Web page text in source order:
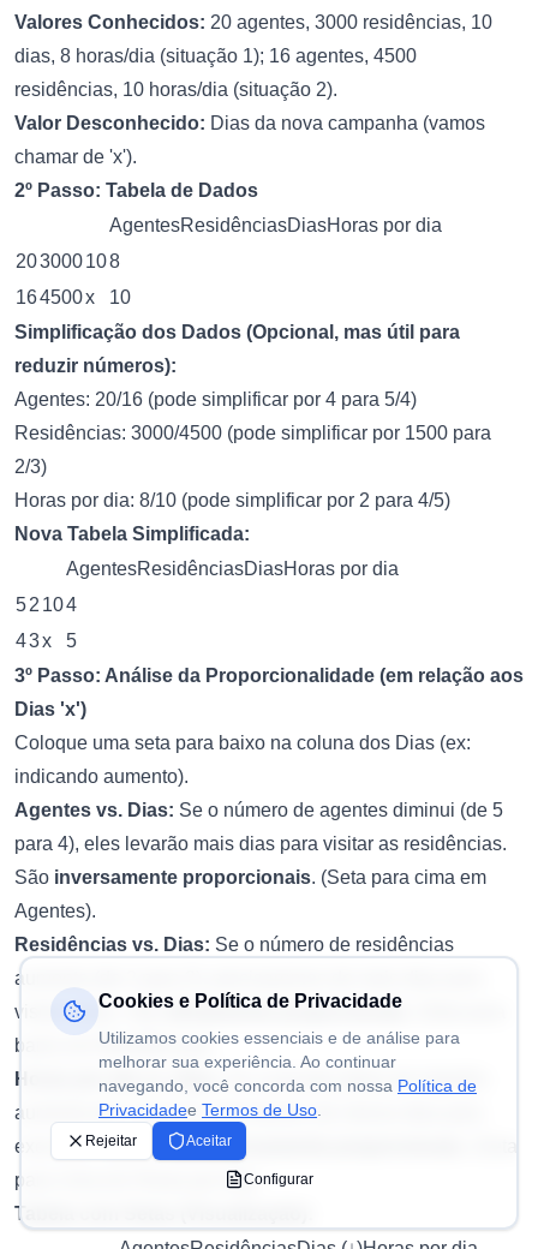
Valores Conhecidos: 20 agentes, 3000 residências, 10
dias, 8 horas/dia (situação 1); 16 agentes, 4500
residências, 10 horas/dia (situação 2).
Valor Desconhecido: Dias da nova campanha (vamos
chamar de 'x').
2º Passo: Tabela de Dados
AgentesResidênciasDiasHoras por dia
203000108
164500x
10
Simplificação dos Dados (Opcional, mas útil para
reduzir números):
Agentes: 20/16 (pode simplificar por 4 para 5/4)
Residências: 3000/4500 (pode simplificar por 1500 para
2/3)
Horas por dia: 8/10 (pode simplificar por 2 para 4/5)
Nova Tabela Simplificada:
AgentesResidênciasDiasHoras por dia
52 104
43x
5
3º Passo: Análise da Proporcionalidade (em relação aos
Dias 'x')
Coloque uma seta para baixo na coluna dos Dias (ex:
indicando aumento).
Agentes vs. Dias: Se o número de agentes diminui (de 5
para 4), eles levarão mais dias para visitar as residências.
São inversamente proporcionais. (Seta para cima em
Agentes).
Residências vs. Dias: Se o número de residências
aumenta (de 2 para 3), precisaremos de mais dias para
visitar todas. Sãodiretamente proporcionais
baixo em Residências).
Horas por dia vs. Dias:Se a jornada diária de trabalho
aumenta (de 4 para 5), precisamos de menos dias para
executar a tarefa. Sãoinversamente proporcionais
para cima em Horas por dia).
Tabela com Setas (Visualização):
Cookies e Política de Privacidade
Utilizamos cookies essenciais e de análise para
melhorar sua experiência. Ao continuar
navegando, você concorda com nossa Política de
Privacidadee Termos de Uso
Rejeitar Aceitar
Configurar